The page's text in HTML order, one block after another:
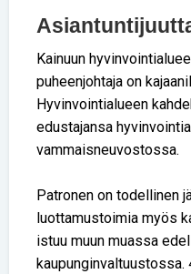
Kainuun
puheenjohtaja on
Hyvinvointialueen
edustajansa
vammaisneuvostossa.
Patronen on todellinen
luottamustoimia myös
istuu muun muassa